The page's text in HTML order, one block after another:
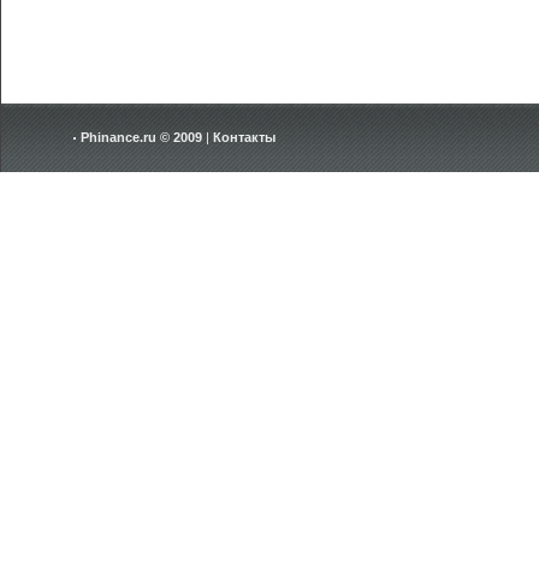
Phinance.ru © 2009 | Контакты